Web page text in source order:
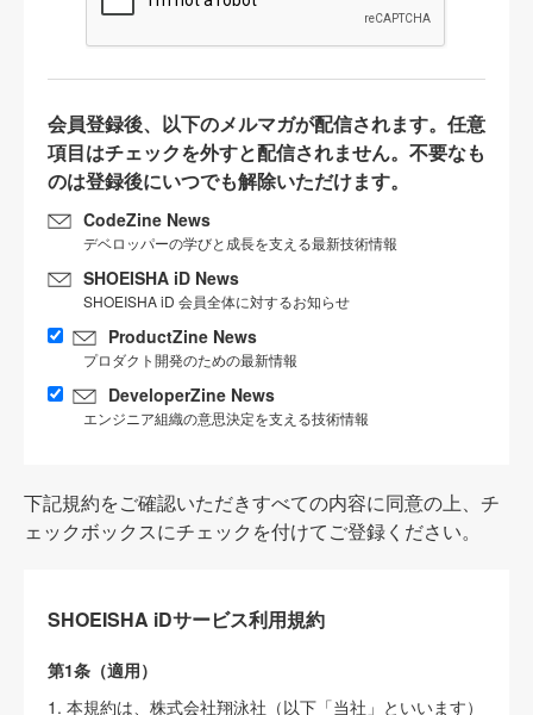
会員登録後、以下のメルマガが配信されます。任意
項目はチェックを外すと配信されません。不要なも
のは登録後にいつでも解除いただけます。
CodeZine News
デベロッパーの学びと成長を支える最新技術情報
SHOEISHA iD News
SHOEISHA iD 会員全体に対するお知らせ
ProductZine News
プロダクト開発のための最新情報
DeveloperZine News
エンジニア組織の意思決定を支える技術情報
下記規約をご確認いただきすべての内容に同意の上、チ
ェックボックスにチェックを付けてご登録ください。
SHOEISHA iDサービス利用規約
第1条（適用）
1. 本規約は、株式会社翔泳社（以下「当社」といいます）